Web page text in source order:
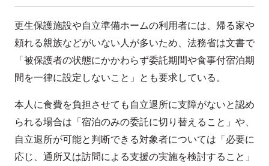
更生保護施設や自立準備ホームの利用者には、帰る家や
頼れる親族などがいない人が多いため、法務省は文書で
「被保護者の状態にかかわらず委託期間や食事付宿泊期
間を一律に設定しないこと」とも要求している。
本人に食費を負担させても自立退所に支障がないと認め
られる場合は「宿泊のみの委託に切り替えること」や、
自立退所が可能と判断できる対象者については「必要に
応じ、通所又は訪問による支援の実施を検討すること」